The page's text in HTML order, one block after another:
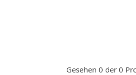
Gesehen 0 der 0